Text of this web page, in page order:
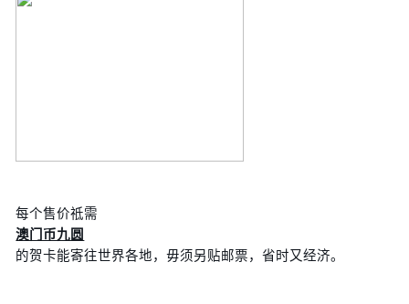
每个售价祗需
澳门币九圆
的贺卡能寄往世界各地，毋须另贴邮票，省时又经济。